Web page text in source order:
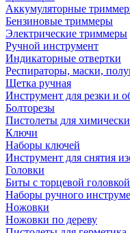
Аккумуляторные
Бензиновые триммеры
Электрические триммеры
Ручной инструмент
Индикаторные отвертки
Респираторы, маски,
Щетка ручная
Инструмент для резки и
Болторезы
Пистолеты для
Ключи
Наборы ключей
Инструмент для снятия
Головки
Биты с торцевой
Наборы ручного
Ножовки
Ножовки по дереву